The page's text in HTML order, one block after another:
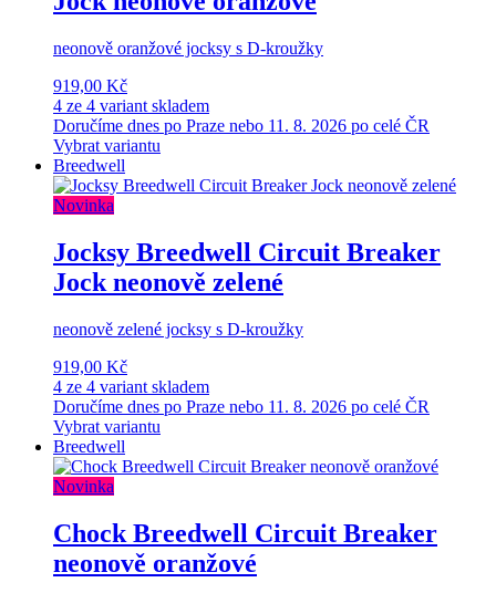
neonově oranžové jocksy s D-kroužky
919,00 Kč
4 ze 4 variant skladem
Doručíme dnes po Praze nebo 11. 8. 2026 po celé ČR
Vybrat variantu
Breedwell
Novinka
Jocksy Breedwell Circuit Breaker
Jock neonově zelené
neonově zelené jocksy s D-kroužky
919,00 Kč
4 ze 4 variant skladem
Doručíme dnes po Praze nebo 11. 8. 2026 po celé ČR
Vybrat variantu
Breedwell
Novinka
Chock Breedwell Circuit Breaker
neonově oranžové